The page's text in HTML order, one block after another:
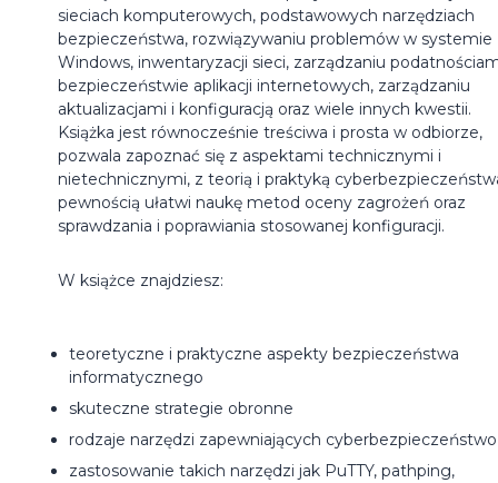
sieciach komputerowych, podstawowych narzędziach
bezpieczeństwa, rozwiązywaniu problemów w systemie
Windows, inwentaryzacji sieci, zarządzaniu
bezpieczeństwie aplikacji internetowych, zarządzaniu
aktualizacjami i konfiguracją oraz wiele innych kwestii.
Książka jest równocześnie treściwa i prosta w odbiorze,
pozwala zapoznać się z aspektami technicznymi i
nietechnicznymi, z teorią i praktyką
pewnością ułatwi naukę metod oceny zagrożeń oraz
sprawdzania i poprawiania stosowanej konfiguracji.
W książce znajdziesz:
teoretyczne i praktyczne aspekty bezpieczeństwa
informatycznego
skuteczne strategie obronne
rodzaje narzędzi zapewniających cyberbezpieczeństwo
zastosowanie takich narzędzi jak PuTTY, pathping,